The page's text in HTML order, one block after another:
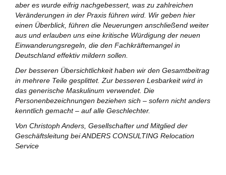
aber es wurde eifrig nachgebessert, was zu zahlreichen
Veränderungen in der Praxis führen wird. Wir geben hier
einen Überblick, führen die Neuerungen anschließend weiter
aus und erlauben uns eine kritische Würdigung der neuen
Einwanderungsregeln, die den Fachkräftemangel in
Deutschland effektiv mildern sollen.
Der besseren Übersichtlichkeit haben wir den Gesamtbeitrag
in mehrere Teile gesplittet. Zur besseren Lesbarkeit wird in
das generische Maskulinum verwendet. Die
Personenbezeichnungen beziehen sich – sofern nicht anders
kenntlich gemacht – auf alle Geschlechter.
Von Christoph Anders, Gesellschafter und Mitglied der
Geschäftsleitung bei ANDERS CONSULTING Relocation
Service